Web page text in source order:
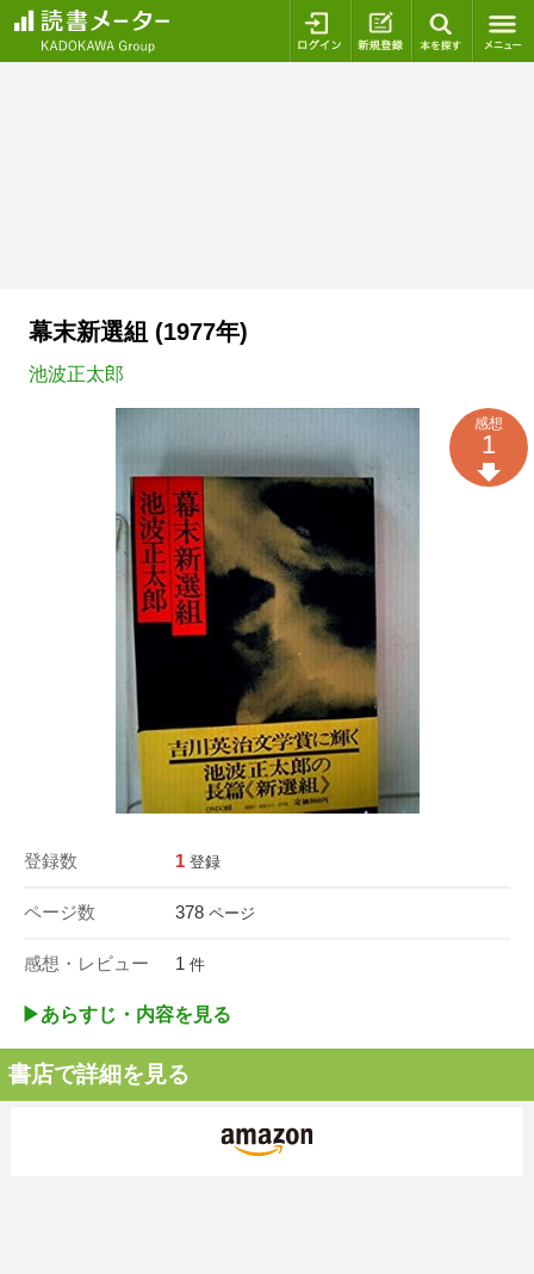
ログイン 新規登録
幕末新選組 (1977年)
池波正太郎
登録数 1 登録
ページ数 378 ページ
感想・レビュー 1 件
感想
1
▶︎あらすじ・内容を見る
書店で詳細を見る